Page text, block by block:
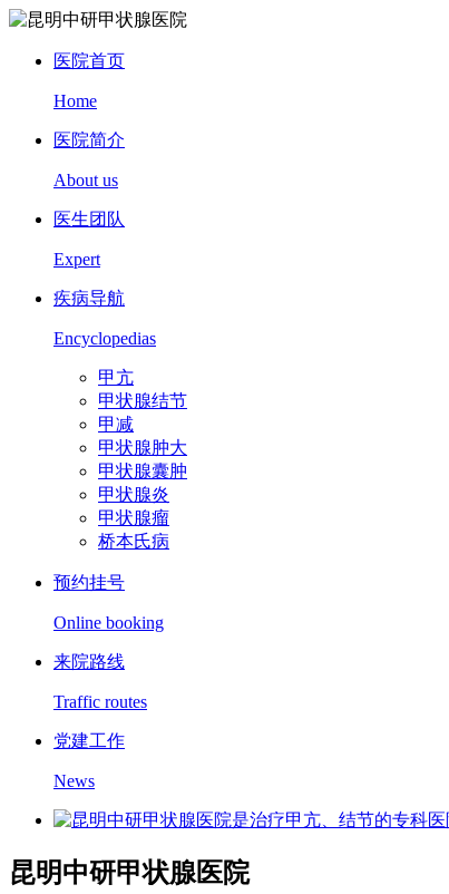
医院首页
Home
医院简介
About us
医生团队
Expert
疾病导航
Encyclopedias
甲亢
甲状腺结节
甲减
甲状腺肿大
甲状腺囊肿
甲状腺炎
甲状腺瘤
桥本氏病
预约挂号
Online booking
来院路线
Traffic routes
党建工作
News
昆明中研甲状腺医院